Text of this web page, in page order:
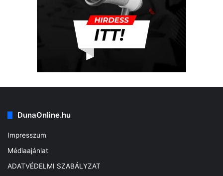
DunaOnline.hu
Impresszum
Médiaajánlat
ADATVÉDELMI SZABÁLYZAT